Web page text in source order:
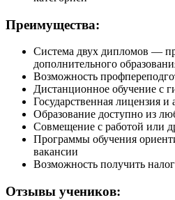
Преимущества:
Система двух дипломов —
дополнительного
Возможность
Дистанционное обучение с
Государственная лицензия и
Образование доступно из
Совмещение с работой или
Программы обучения
вакансии
Возможность получить
Отзывы учеников: